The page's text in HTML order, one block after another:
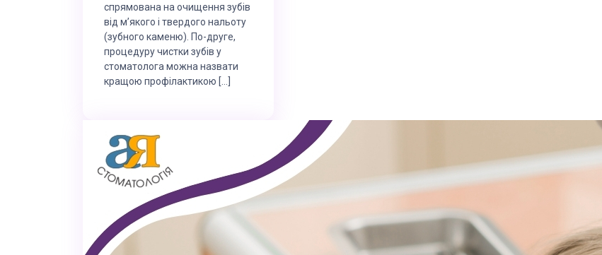
спрямована на очищення зубів
від м’якого і твердого нальоту
(зубного каменю). По-друге,
процедуру чистки зубів у
стоматолога можна назвати
кращою профілактикою […]